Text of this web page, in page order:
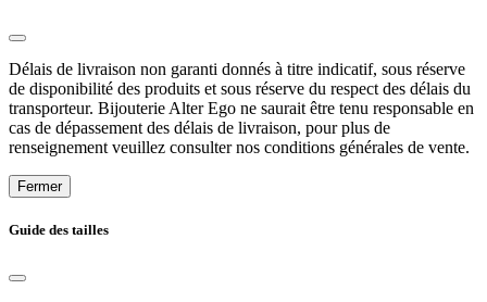
Délais de livraison non garanti donnés à titre indicatif, sous réserve
de disponibilité des produits et sous réserve du respect des délais du
transporteur. Bijouterie Alter Ego ne saurait être tenu responsable en
cas de dépassement des délais de livraison, pour plus de
renseignement veuillez consulter nos conditions générales de vente.
Fermer
Guide des tailles